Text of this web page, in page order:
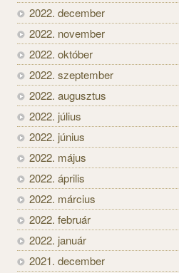
2022. december
2022. november
2022. október
2022. szeptember
2022. augusztus
2022. július
2022. június
2022. május
2022. április
2022. március
2022. február
2022. január
2021. december